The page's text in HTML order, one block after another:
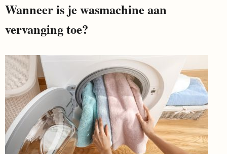
Wanneer is je wasmachine aan
vervanging toe?